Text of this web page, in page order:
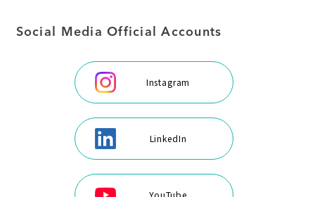
Social Media Official Accounts
Instagram
LinkedIn
YouTube